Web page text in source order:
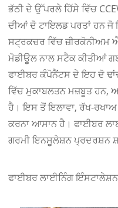
ਭੱਠੀ ਦੇ ਉੱਪਰਲੇ ਹਿੱਸੇ ਵਿੱਚ
ਦੀਆਂ ਦੋ ਟਾਇਲਡ ਪਰਤਾਂ ਹਨ
ਸਟ੍ਰਕਚਰ ਵਿੱਚ ਜ਼ੀਰਕੋਨੀਅਮ
ਮੋਡੀਊਲ ਨਾਲ ਸਟੈਕ ਕੀਤੀਆਂ
ਫਾਈਬਰ ਕੰਪੋਨੈਂਟਸ ਦੇ ਇਹ ਦੋ
ਵਿੱਚ ਮੁਕਾਬਲਤਨ ਮਜ਼ਬੂਤ ​​ਹਨ,
ਹੈ। ਇਸ ਤੋਂ ਇਲਾਵਾ, ਰੱਖ-
ਕਰਨਾ ਆਸਾਨ ਹੈ। ਫਾਈਬਰ
ਗਰਮੀ ਇਨਸੂਲੇਸ਼ਨ ਪ੍ਰਦਰਸ਼ਨ
ਫਾਈਬਰ ਲਾਈਨਿੰਗ